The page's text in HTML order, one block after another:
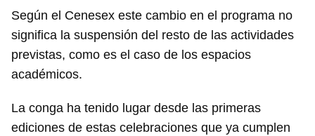
Según el Cenesex este cambio en el programa no
significa la suspensión del resto de las actividades
previstas, como es el caso de los espacios
académicos.
La conga ha tenido lugar desde las primeras
ediciones de estas celebraciones que ya cumplen